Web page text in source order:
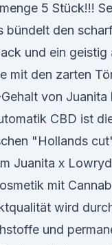
5 Stück!!!
bündelt den
und ein geistig
mit den zarten
von Juanita
CBD ist
"Hollands
Juanita x
mit
wird
und